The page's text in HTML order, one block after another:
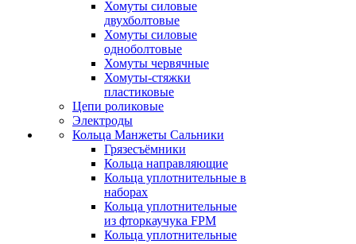
Хомуты силовые
двухболтовые
Хомуты силовые
одноболтовые
Хомуты червячные
Хомуты-стяжки
пластиковые
Цепи роликовые
Электроды
Кольца Манжеты Сальники
Грязесъёмники
Кольца направляющие
Кольца уплотнительные в
наборах
Кольца уплотнительные
из фторкаучука FPM
Кольца уплотнительные